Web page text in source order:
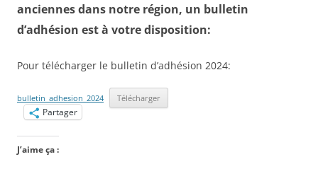
anciennes dans notre région, un bulletin
d’adhésion est à votre disposition:
Pour télécharger le bulletin d’adhésion 2024:
bulletin_adhesion_2024 Télécharger
Partager
J’aime ça :